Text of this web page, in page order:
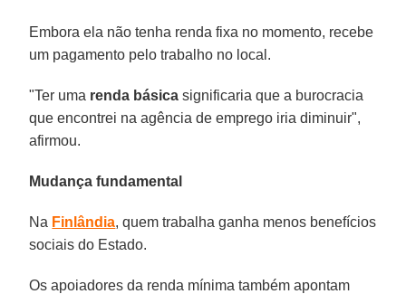
Embora ela não tenha renda fixa no momento, recebe
um pagamento pelo trabalho no local.
"Ter uma renda básica significaria que a burocracia
que encontrei na agência de emprego iria diminuir",
afirmou.
Mudança fundamental
Na Finlândia, quem trabalha ganha menos benefícios
sociais do Estado.
Os apoiadores da renda mínima também apontam